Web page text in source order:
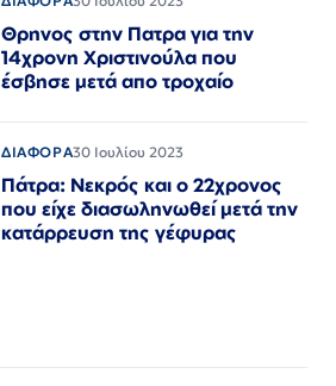
Θρηνος στην Πατρα για την
14χρονη Χριστινούλα που
έσβησε μετά απο τροχαίο
ΔΙΑΦΟΡΑ30 Ιουλίου 2023
Πάτρα: Νεκρός και ο 22χρονος
που είχε διασωληνωθεί μετά την
κατάρρευση της γέφυρας